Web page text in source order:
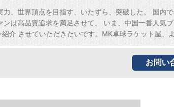
力、世界頂点を目指す、いたずら、突破した。 国内
ンは高品質追求を満足させて、 いま、中国一番人気
介 させていただきたいです。MK卓球ラケット屋、
お問い